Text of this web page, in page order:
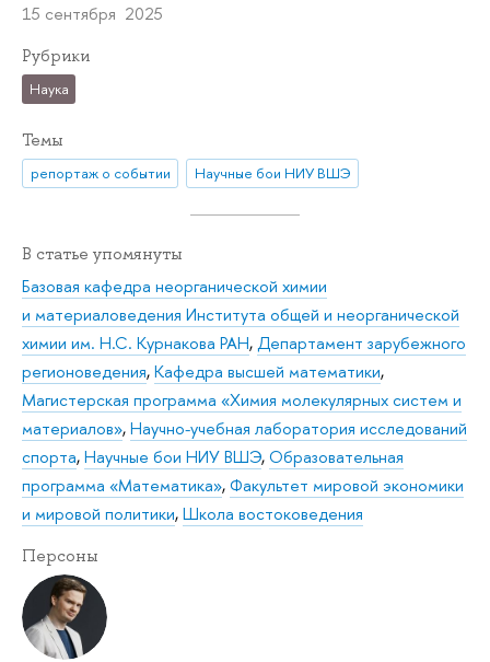
15 сентября 2025
Рубрики
Наука
Темы
репортаж о событии Научные бои НИУ ВШЭ
В статье упомянуты
Базовая кафедра неорганической химии
и материаловедения Института общей и неорганической
химии им. Н.С. Курнакова РАН,Департамент зарубежного
регионоведения,Кафедра высшей математики,
Магистерская программа «Химия молекулярных систем и
материалов»,Научно-учебная лаборатория исследований
спорта,Научные бои НИУ ВШЭ,Образовательная
программа «Математика»,Факультет мировой экономики
и мировой политики,Школа востоковедения
Персоны